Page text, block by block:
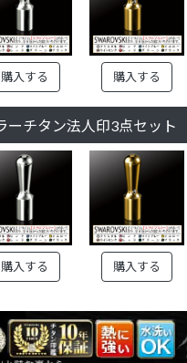
購入する 購入する
ーチタン法人印3点セット
購入する 購入する